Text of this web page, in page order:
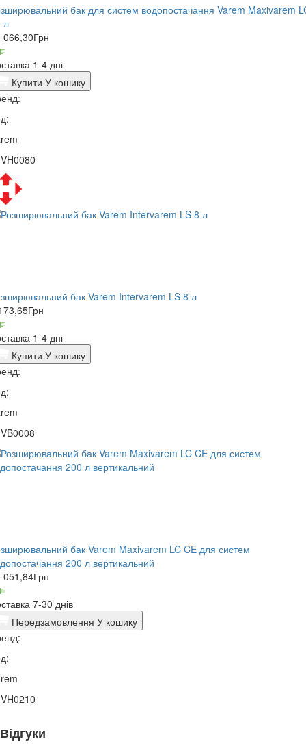
бак для систем водопостачання Varem Maxivarem
л
066,30Грн
1-4 дні
Купити У кошику
бак Varem Intervarem LS 8 л
Грн
1-4 дні
Купити У кошику
бак Varem Maxivarem LC CE для систем
200 л вертикальний
051,84Грн
7-30 днів
Передзамовлення У кошику
Відгуки